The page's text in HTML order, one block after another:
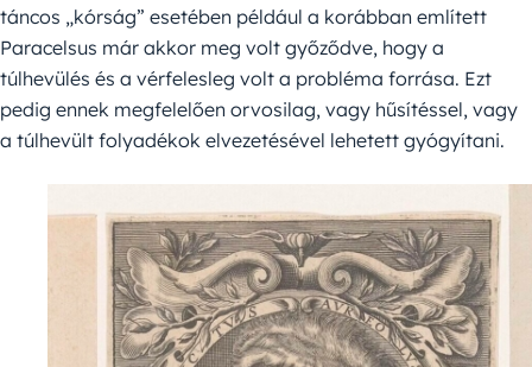
táncos „kórság” esetében például a korábban említett
Paracelsus már akkor meg volt győződve, hogy a
túlhevülés és a vérfelesleg volt a probléma forrása. Ezt
pedig ennek megfelelően orvosilag, vagy hűsítéssel, vagy
a túlhevült folyadékok elvezetésével lehetett gyógyítani.